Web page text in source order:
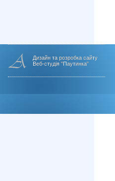
Дизайн та розробка сайту
Веб-студія "Паутинка"